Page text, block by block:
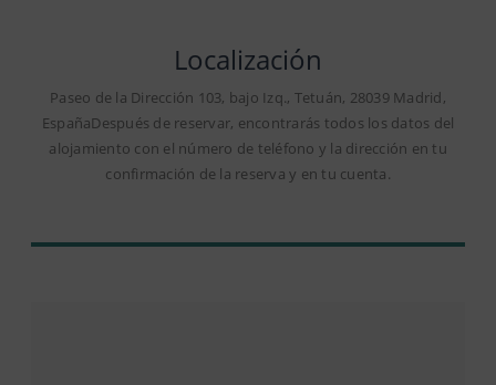
Localización
Paseo de la Dirección 103, bajo Izq., Tetuán, 28039 Madrid,
EspañaDespués de reservar, encontrarás todos los datos del
alojamiento con el número de teléfono y la dirección en tu
confirmación de la reserva y en tu cuenta.